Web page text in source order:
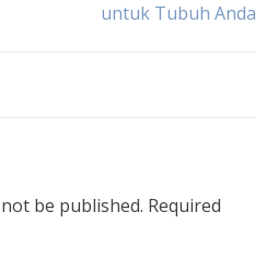
untuk Tubuh Anda
be published. Required